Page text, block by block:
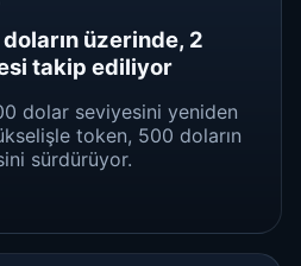
üzerinde, 2
takip ediliyor
dolar seviyesini yeniden
token, 500 doların
sürdürüyor.